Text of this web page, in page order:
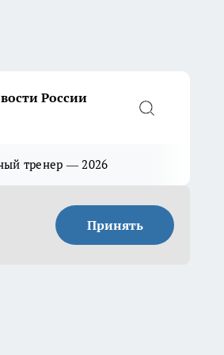
России
тренер — 2026
Принять